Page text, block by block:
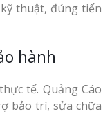
thuật, đúng tiến
hành
tế. Quảng Cáo
bảo trì, sửa chữa